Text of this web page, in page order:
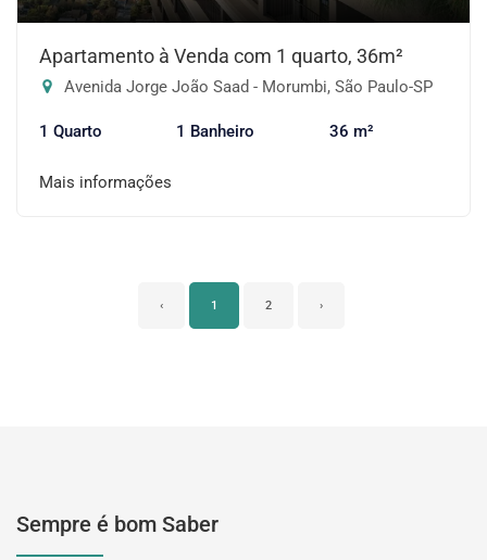
Apartamento à Venda com 1 quarto, 36m²
Avenida Jorge João Saad - Morumbi, São Paulo-SP
1 Quarto 1 Banheiro 36 m²
Mais informações
‹ 1 2 ›
Sempre é bom Saber